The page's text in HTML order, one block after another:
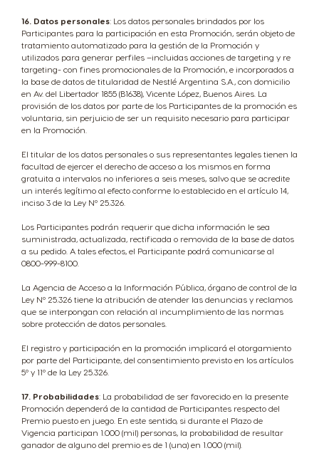
16. Datos personales: Los datos personales brindados por los
Participantes para la participación en esta Promoción, serán objeto de
tratamiento automatizado para la gestión de la Promoción y
utilizados para generar perfiles –incluidas acciones de targeting y re
targeting- con fines promocionales de la Promoción, e incorporados a
la base de datos de titularidad de Nestlé Argentina S.A., con domicilio
en Av. del Libertador 1855 (B1638), Vicente López, Buenos Aires. La
provisión de los datos por parte de los Participantes de la promoción es
voluntaria, sin perjuicio de ser un requisito necesario para participar
en la Promoción.
El titular de los datos personales o sus representantes legales tienen la
facultad de ejercer el derecho de acceso a los mismos en forma
gratuita a intervalos no inferiores a seis meses, salvo que se acredite
un interés legítimo al efecto conforme lo establecido en el artículo 14,
inciso 3 de la Ley Nº 25.326.
Los Participantes podrán requerir que dicha información le sea
suministrada, actualizada, rectificada o removida de la base de datos
a su pedido. A tales efectos, el Participante podrá comunicarse al
0800-999-8100.
La Agencia de Acceso a la Información Pública, órgano de control de la
Ley Nº 25.326 tiene la atribución de atender las denuncias y reclamos
que se interpongan con relación al incumplimiento de las normas
sobre protección de datos personales.
El registro y participación en la promoción implicará el otorgamiento
por parte del Participante, del consentimiento previsto en los artículos
5º y 11º de la Ley 25.326.
17. Probabilidades: La probabilidad de ser favorecido en la presente
Promoción dependerá de la cantidad de Participantes respecto del
Premio puesto en juego. En este sentido, si durante el Plazo de
Vigencia participan 1.000 (mil) personas, la probabilidad de resultar
ganador de alguno del premio es de 1 (una) en 1.000 (mil).